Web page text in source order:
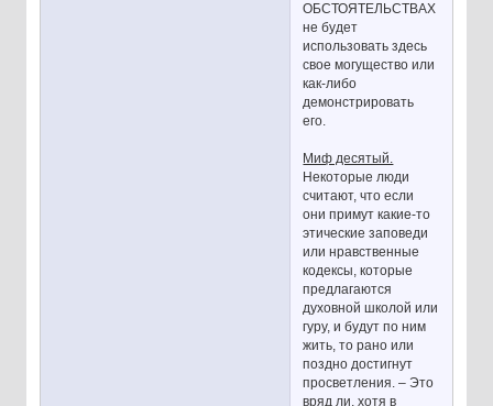
ОБСТОЯТЕЛЬСТВАХ
не будет
использовать здесь
свое могущество или
как-либо
демонстрировать
его.
Миф десятый.
Некоторые люди
считают, что если
они примут какие-то
этические заповеди
или нравственные
кодексы, которые
предлагаются
духовной школой или
гуру, и будут по ним
жить, то рано или
поздно достигнут
просветления. – Это
вряд ли, хотя в